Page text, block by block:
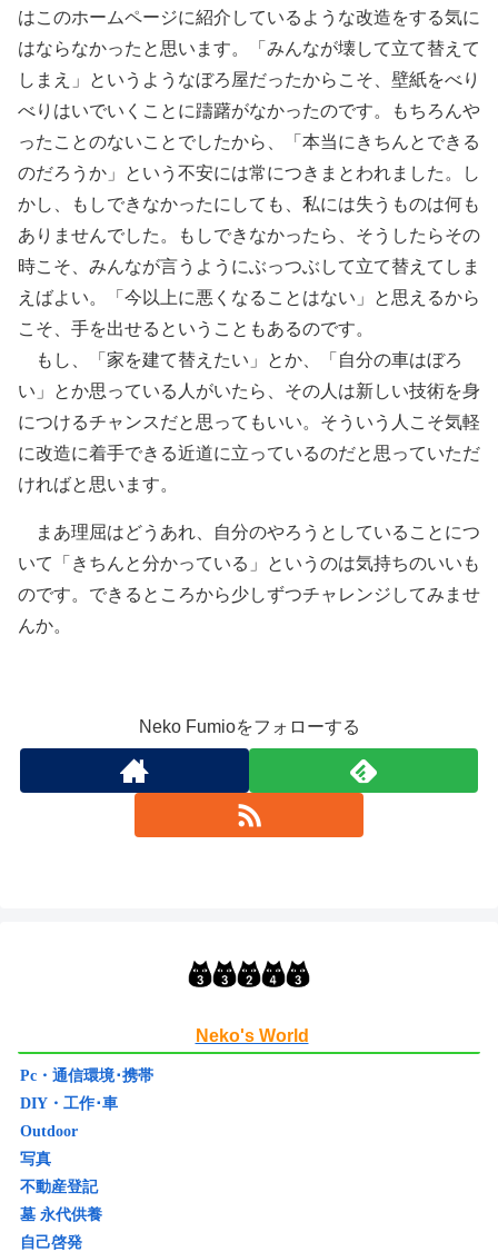
はこのホームページに紹介しているような改造をする気に
はならなかったと思います。「みんなが壊して立て替えて
しまえ」というようなぼろ屋だったからこそ、壁紙をべり
べりはいでいくことに躊躇がなかったのです。もちろんや
ったことのないことでしたから、「本当にきちんとできる
のだろうか」という不安には常につきまとわれました。し
かし、もしできなかったにしても、私には失うものは何も
ありませんでした。もしできなかったら、そうしたらその
時こそ、みんなが言うようにぶっつぶして立て替えてしま
えばよい。「今以上に悪くなることはない」と思えるから
こそ、手を出せるということもあるのです。
もし、「家を建て替えたい」とか、「自分の車はぼろ
い」とか思っている人がいたら、その人は新しい技術を身
につけるチャンスだと思ってもいい。そういう人こそ気軽
に改造に着手できる近道に立っているのだと思っていただ
ければと思います。
まあ理屈はどうあれ、自分のやろうとしていることにつ
いて「きちんと分かっている」というのは気持ちのいいも
のです。できるところから少しずつチャレンジしてみませ
んか。
Neko Fumioをフォローする
Neko's World
Pc・通信環境･携帯
DIY・工作･車
Outdoor
写真
不動産登記
墓 永代供養
自己啓発